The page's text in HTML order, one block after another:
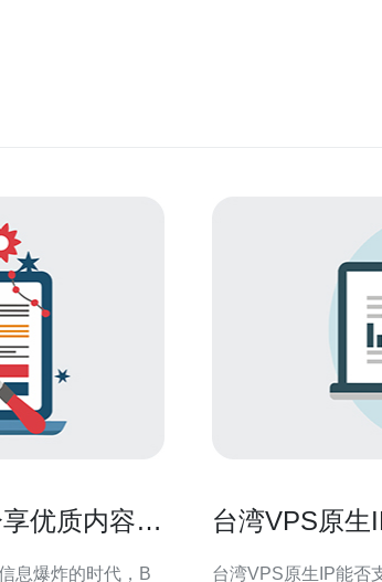
优质内容和
息爆炸的时代，B
台湾VPS原生
台湾VPS原生IP能否